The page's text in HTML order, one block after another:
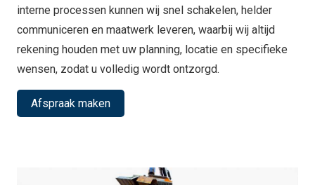
interne processen kunnen wij snel schakelen, helder
communiceren en maatwerk leveren, waarbij wij altijd
rekening houden met uw planning, locatie en specifieke
wensen, zodat u volledig wordt ontzorgd.
Afspraak maken